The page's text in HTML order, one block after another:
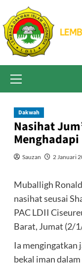
content
Menu
Dakwah
Nasihat
Sauzan 2 Januari
Muballigh
nasihat seusai
PAC LDII
Barat, Jumat (2/
Ia mengingatkan
bekal iman